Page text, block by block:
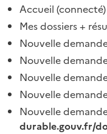
Accueil (connecté)
Mes dossiers +
Nouvelle
Nouvelle
Nouvelle
Nouvelle
Nouvelle
durable.gouv.fr/